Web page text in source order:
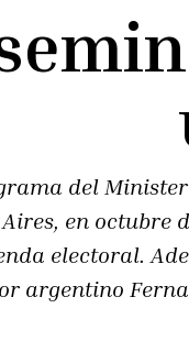
del
Aires, en
electoral.
argentino